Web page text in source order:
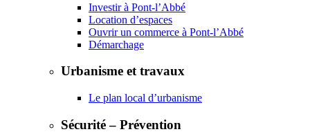
Investir à Pont-l’Abbé
Location d’espaces
Ouvrir un commerce à Pont-l’Abbé
Démarchage
Urbanisme et travaux
Le plan local d’urbanisme
Sécurité – Prévention